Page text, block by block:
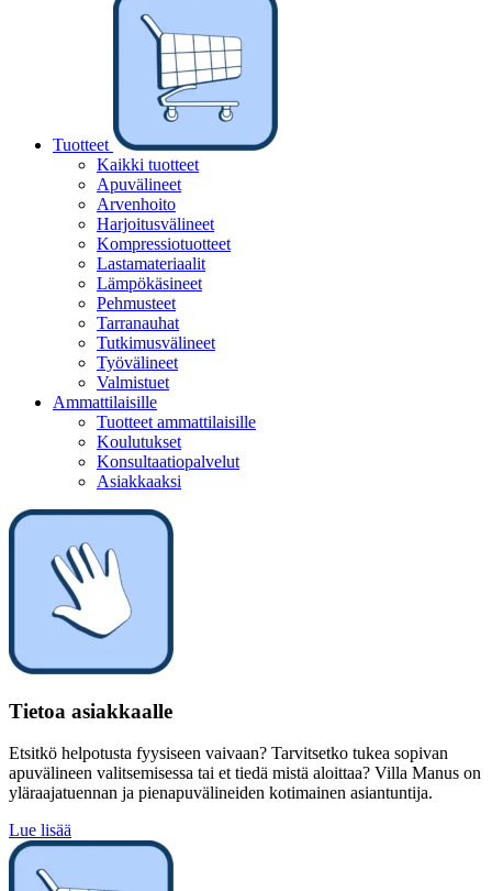
Tuotteet
Kaikki tuotteet
Apuvälineet
Arvenhoito
Harjoitusvälineet
Kompressiotuotteet
Lastamateriaalit
Lämpökäsineet
Pehmusteet
Tarranauhat
Tutkimusvälineet
Työvälineet
Valmistuet
Ammattilaisille
Tuotteet ammattilaisille
Koulutukset
Konsultaatiopalvelut
Asiakkaaksi
Tietoa asiakkaalle
Etsitkö helpotusta fyysiseen vaivaan? Tarvitsetko tukea sopivan
apuvälineen valitsemisessa tai et tiedä mistä aloittaa? Villa Manus on
yläraajatuennan ja pienapuvälineiden kotimainen asiantuntija.
Lue lisää